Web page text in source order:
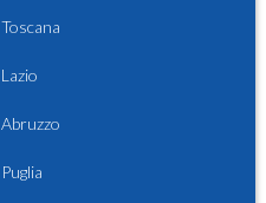
Toscana
Lazio
Abruzzo
Puglia